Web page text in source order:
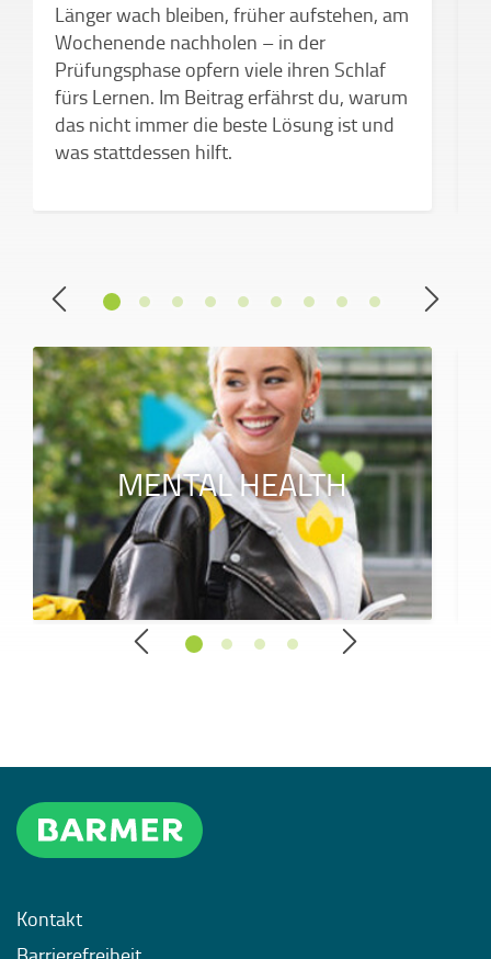
Länger wach bleiben, früher aufstehen, am
Wochenende nachholen – in der
Prüfungsphase opfern viele ihren Schlaf
fürs Lernen. Im Beitrag erfährst du, warum
das nicht immer die beste Lösung ist und
was stattdessen hilft.
MENTAL HEALTH
Kontakt